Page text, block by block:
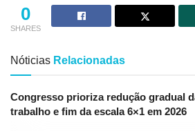
0
SHARES
Nóticias Relacionadas
Congresso prioriza redução gradual
trabalho e fim da escala 6×1 em 2026